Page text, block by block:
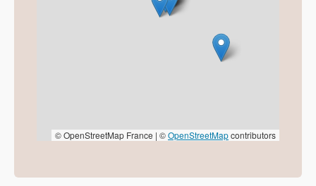
© OpenStreetMap France | ©OpenStreetMapcontributors